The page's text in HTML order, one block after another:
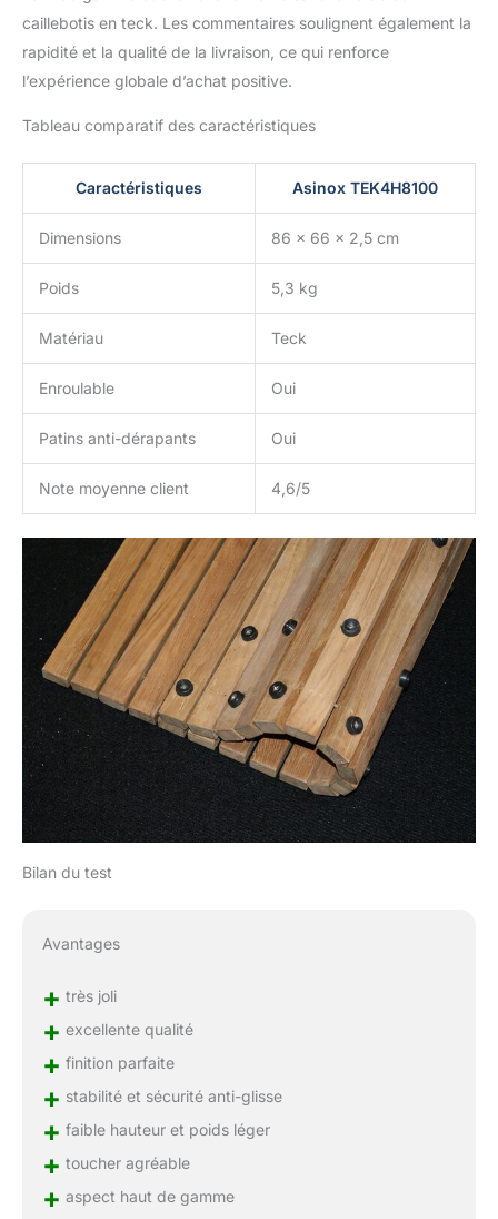
caillebotis en teck. Les commentaires soulignent également la
rapidité et la qualité de la livraison, ce qui renforce
l’expérience globale d’achat positive.
Tableau comparatif des caractéristiques
Caractéristiques Asinox TEK4H8100
Dimensions 86 x 66 x 2,5 cm
Poids 5,3 kg
Matériau Teck
Enroulable Oui
Patins anti-dérapants Oui
Note moyenne client 4,6/5
Bilan du test
Avantages
+ très joli
+ excellente qualité
+ finition parfaite
+ stabilité et sécurité anti-glisse
+ faible hauteur et poids léger
+ toucher agréable
+ aspect haut de gamme